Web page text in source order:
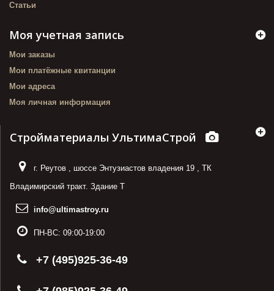
Статьи
Моя учетная запись
Мои заказы
Мои платёжные квитанции
Мои адреса
Моя личная информация
Стройматериалы УльтимаСтрой
г. Реутов , шоссе Энтузиастов владения 19 , ТК
Владимирский тракт. Здание Т
info@ultimastroy.ru
ПН-ВС: 09:00-19:00
+7 (495)925-36-49